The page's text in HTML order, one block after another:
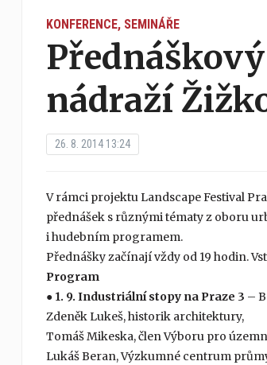
KONFERENCE, SEMINÁŘE
nádraží
26. 8. 2014 13:24
V rámci projektu Landscape Festival
přednášek s různými tématy z oboru
i hudebním programem.
Přednášky začínají vždy od 19 hodin.
Program
● 1. 9. Industriální stopy na Praze 3 –
Zdeněk Lukeš, historik architektury,
Tomáš Mikeska, člen Výboru pro
Lukáš Beran, Výzkumné centrum